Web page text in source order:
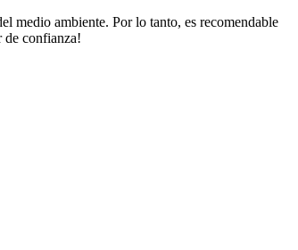
medio ambiente. Por lo tanto, es recomendable
de confianza!